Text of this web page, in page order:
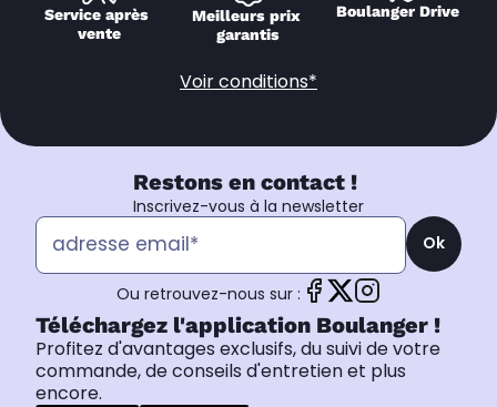
Service après
vente
Meilleurs prix
garantis
Boulanger Drive
Voir conditions*
Restons en contact !
Inscrivez-vous à la newsletter
Ok
Ou retrouvez-nous sur :
Téléchargez l'application Boulanger !
Profitez d'avantages exclusifs, du suivi de votre
commande, de conseils d'entretien et plus
encore.